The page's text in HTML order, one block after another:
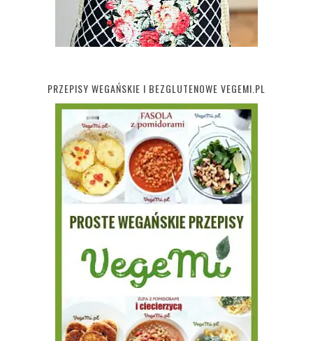
PRZEPISY WEGAŃSKIE I BEZGLUTENOWE VEGEMI.PL